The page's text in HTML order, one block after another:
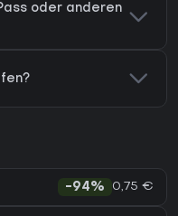
oder anderen
-94% 0,75 €